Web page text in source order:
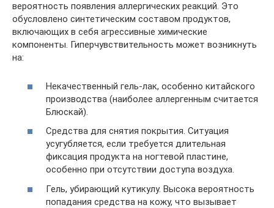
вероятность появления аллергических реакций. Это
обусловлено синтетическим составом продуктов,
включающих в себя агрессивные химические
компоненты. Гиперчувствительность может возникнуть
на:
Некачественный гель-лак, особенно китайского
производства (наиболее аллергенным считается
Блюскай).
Средства для снятия покрытия. Ситуация
усугубляется, если требуется длительная
фиксация продукта на ногтевой пластине,
особенно при отсутствии доступа воздуха.
Гель, убирающий кутикулу. Высока вероятность
попадания средства на кожу, что вызывает